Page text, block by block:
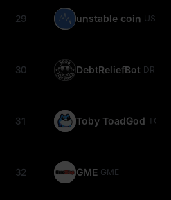
29 unstable coin USDUC
30 DebtReliefBot DRB
31 Toby ToadGod TOBY
32 GME GME